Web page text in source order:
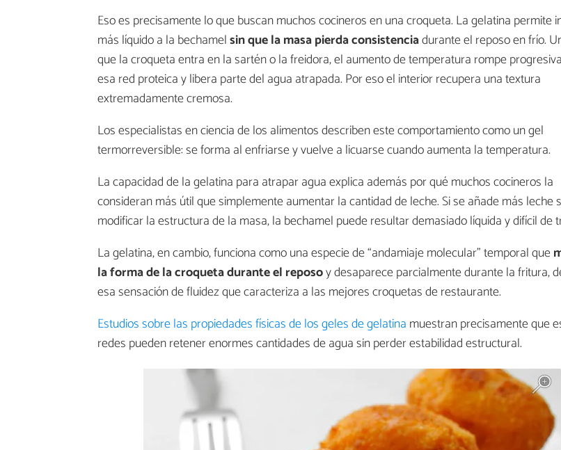
Eso es precisamente lo que buscan muchos cocineros en una croqueta. La gelatina permite
más líquido a la bechamelsin que la masa pierda consistenciadurante el reposo en frío.
que la croqueta entra en la sartén o la freidora, el aumento de temperatura rompe
esa red proteica y libera parte del agua atrapada. Por eso el interior recupera una textura
extremadamente cremosa.
Los especialistas en ciencia de los alimentos describen este comportamiento como un gel
termorreversible: se forma al enfriarse y vuelve a licuarse cuando aumenta la temperatura.
La capacidad de la gelatina para atrapar agua explica además por qué muchos cocineros la
consideran más útil que simplemente aumentar la cantidad de leche. Si se añade más leche
modificar la estructura de la masa, la bechamel puede resultar demasiado líquida y difícil de
La gelatina, en cambio, funciona como una especie de “andamiaje molecular” temporal que
la forma de la croqueta durante el reposoy desaparece parcialmente durante la fritura,
esa sensación de fluidez que caracteriza a las mejores croquetas de restaurante.
Estudios sobre las propiedades físicas de los geles de gelatina muestran precisamente que
redes pueden retener enormes cantidades de agua sin perder estabilidad estructural.